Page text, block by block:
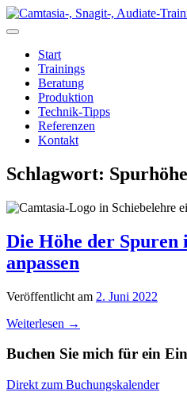
Zum
Inhalt
Start
Trainings
Beratung
Produktion
Technik-Tipps
Referenzen
Kontakt
Schlagwort: Spurhöhe
Die Höhe der Spuren
anpassen
Veröffentlicht am 2. Juni 2022
Weiterlesen →
Buchen Sie mich für ein
Direkt zum Buchungskalender